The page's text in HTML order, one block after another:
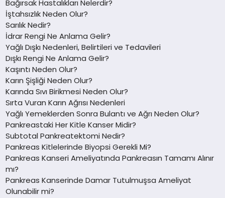
Bağırsak Hastalıkları Nelerdir?
İştahsızlık Neden Olur?
Sarılık Nedir?
İdrar Rengi Ne Anlama Gelir?
Yağlı Dışkı Nedenleri, Belirtileri ve Tedavileri
Dışkı Rengi Ne Anlama Gelir?
Kaşıntı Neden Olur?
Karın Şişliği Neden Olur?
Karında Sıvı Birikmesi Neden Olur?
Sırta Vuran Karın Ağrısı Nedenleri
Yağlı Yemeklerden Sonra Bulantı ve Ağrı Neden Olur?
Pankreastaki Her Kitle Kanser Midir?
Subtotal Pankreatektomi Nedir?
Pankreas Kitlelerinde Biyopsi Gerekli Mi?
Pankreas Kanseri Ameliyatında Pankreasın Tamamı Alınır
mı?
Pankreas Kanserinde Damar Tutulmuşsa Ameliyat
Olunabilir mi?